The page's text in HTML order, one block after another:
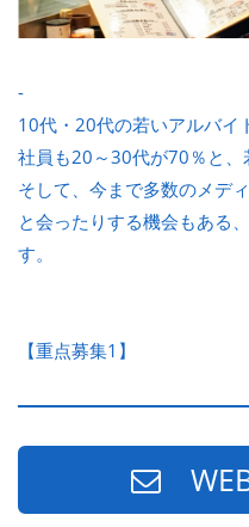
-
10代・20代の若いアルバイ
社員も20～30代が70％と
そして、今まで多数のメデ
と会ったりする機会もある
す。
【重点募集1】
WEB